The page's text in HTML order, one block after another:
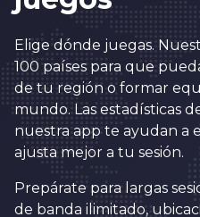
Elige dónde juegas.
100 países para que
de tu región o formar
mundo. Las estadísticas
nuestra app te ayudan a
ajusta mejor a tu sesión.
Prepárate para largas
de banda ilimitado,
1
2
3
4
5
6
5
6
7
8
9
0